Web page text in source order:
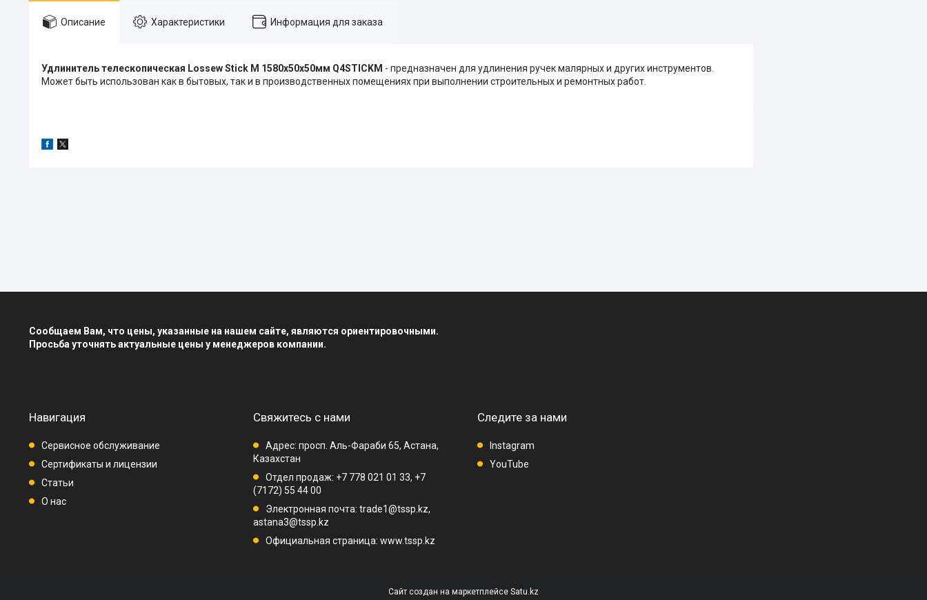
Описание Характеристики Информация для заказа
Удлинитель телескопическая Lossew Stick M 1580х50х50мм Q4STICKM - предназначен для удлинения ручек малярных и других инструментов.
Может быть использован как в бытовых, так и в производственных помещениях при выполнении строительных и ремонтных работ.
Сообщаем Вам, что цены, указанные на нашем сайте, являются ориентировочными.
Просьба уточнять актуальные цены у менеджеров компании.
Навигация
Сервисное обслуживание
Сертификаты и лицензии
Статьи
О нас
Свяжитесь с нами
Адрес: просп. Аль-Фараби 65, Астана,
Казахстан
Отдел продаж: +7 778 021 01 33, +7
(7172) 55 44 00
Электронная почта: trade1@tssp.kz,
astana3@tssp.kz
Официальная страница: www.tssp.kz
Следите за нами
Instagram
YouTube
Сайт создан на маркетплейсе Satu.kz